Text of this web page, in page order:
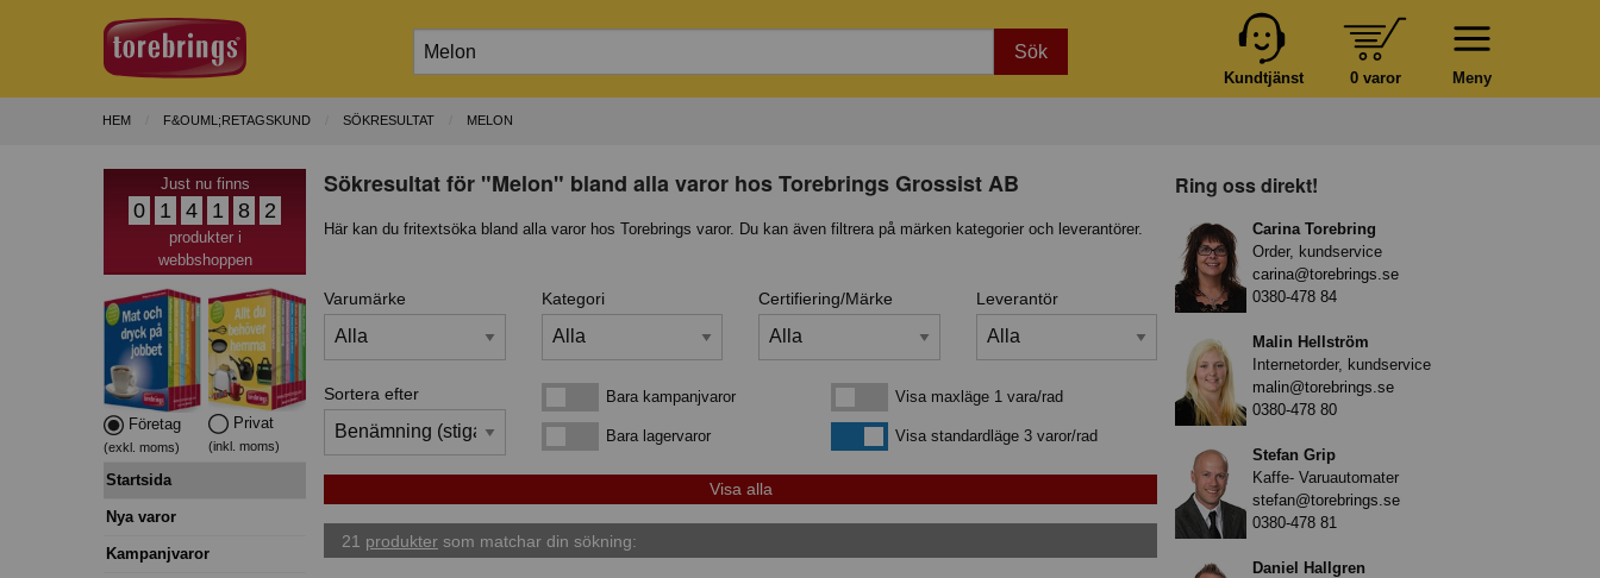
Sök
Meny
0 varor
Kundtjänst
HEM F&OUML;RETAGSKUND SÖKRESULTAT MELON
Just nu finns
0 1 4 1 8 2
produkter i
webbshoppen
Företag
(exkl. moms)
Privat
(inkl. moms)
Startsida
Nya varor
Kampanjvaror
Sökresultat för "Melon" bland alla varor hos Torebrings Grossist AB
Här kan du fritextsöka bland alla varor hos Torebrings varor. Du kan även filtrera på märken kategorier och leverantörer.
Varumärke Kategori Certifiering/Märke Leverantör
Sortera efter Bara kampanjvarorBara kampanjvaror
Bara lagervarorBara lagervaror
Visa maxläge 1 vara/rad
Visa maxläge 1 vara/rad
Visa standardlägeVisa standardläge 3 varor/rad
21 produkter som matchar din sökning:
Ring oss direkt!
Carina Torebring
Order, kundservice
carina@torebrings.se
0380-478 84
Malin Hellström
Internetorder, kundservice
malin@torebrings.se
0380-478 80
Stefan Grip
Kaffe- Varuautomater
stefan@torebrings.se
0380-478 81
Daniel Hallgren